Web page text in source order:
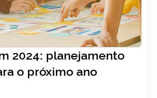
Greboggy , Família
LER ARTIGO
2024: planejamento
o próximo ano